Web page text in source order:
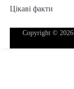
Цікаві факти
Copyright © 2026